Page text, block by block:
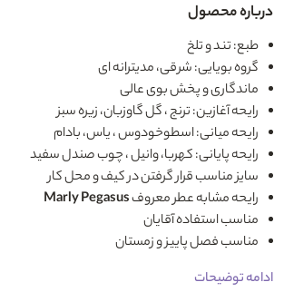
درباره محصول
طبع: تند و تلخ
گروه بویایی: شرقی، مدیترانه ای
ماندگاری و پخش بوی عالی
رایحه آغازین: ترنج ، گل گاوزبان، زیره سبز
رایحه میانی: اسطوخودوس ، یاس، بادام
رایحه پایانی: کهربا، وانیل ، چوب صندل سفید
سایز مناسب قرار گرفتن در کیف و محل کار
رایحه مشابه عطر معروفMarly Pegasus
مناسب استفاده آقایان
مناسب فصل پاییز و زمستان
ادامه توضیحات